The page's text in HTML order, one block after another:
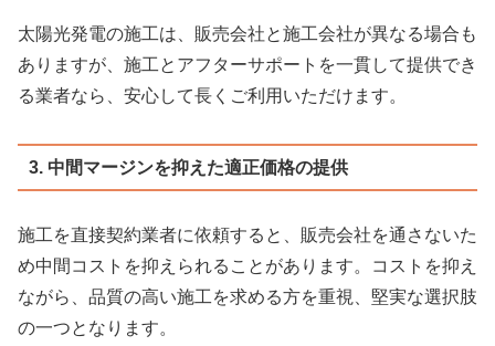
太陽光発電の施工は、販売会社と施工会社が異なる場合も
ありますが、施工とアフターサポートを一貫して提供でき
る業者なら、安心して長くご利用いただけます。
3. 中間マージンを抑えた適正価格の提供
施工を直接契約業者に依頼すると、販売会社を通さないた
め中間コストを抑えられることがあります。コストを抑え
ながら、品質の高い施工を求める方を重視、堅実な選択肢
の一つとなります。